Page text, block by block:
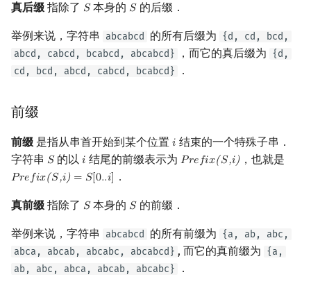
狄利克雷卷积
莫比乌斯反演
Powerful Number 筛
类欧几里德算法
杨氏矩阵
拟阵
Berlekamp–Massey 算法
析合树
PQ 树
手指树
霍夫曼树
弦图
图的着色
网络流
图的匹配
Prüfer 序列
矩阵树定理
LGV 引理
最大团搜索算法
真后缀 指除了 𝑆
S本身的 𝑆
S的后缀．
举例来说，字符串 abcabcd 的所有后缀为 {d, cd, bcd,
abcd, cabcd, bcabcd, abcabcd}
，而它的真后缀为 {d,
cd, bcd, abcd, cabcd, bcabcd}
．
前缀
前缀 是指从串首开始到某个位置 𝑖
i 结束的一个特殊子串．
字符串 𝑆
S的以𝑖
i 结尾的前缀表示为 𝑃𝑟𝑒𝑓𝑖𝑥(𝑆,𝑖)
Prefix(S,i) ，也就是
𝑃𝑟𝑒𝑓𝑖𝑥(𝑆,𝑖) = 𝑆[0..𝑖]
Prefix(S,i)=S 0. i] ．
真前缀 指除了 𝑆
S本身的 𝑆
S的前缀．
举例来说，字符串 abcabcd 的所有前缀为 {a, ab, abc,
abca, abcab, abcabc, abcabcd} , 而它的真前缀为 {a,
ab, abc, abca, abcab, abcabc}
．